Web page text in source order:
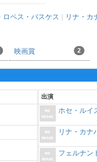
ロペス・バスケス | リナ・カ
映画賞 2
出演
ホセ・ルイ
リナ・カナ
フェルナン